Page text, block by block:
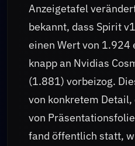
Anzeigetafel
bekannt, dass Spirit
einen Wert von
knapp an Nvidias
(1.881) vorbeizog.
von konkretem
von
fand öffentlich statt,